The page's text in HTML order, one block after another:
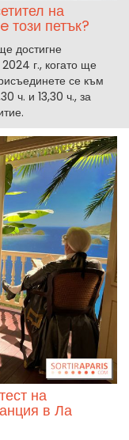
на
петък?
достигне
г., когато ще
се към
ч. и 13,30 ч., за
на
в Ла